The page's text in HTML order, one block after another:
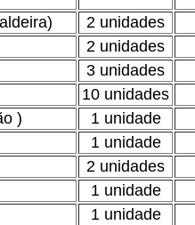
2 unidades
2 unidades
3 unidades
10 unidades
) 1 unidade
1 unidade
2 unidades
1 unidade
1 unidade